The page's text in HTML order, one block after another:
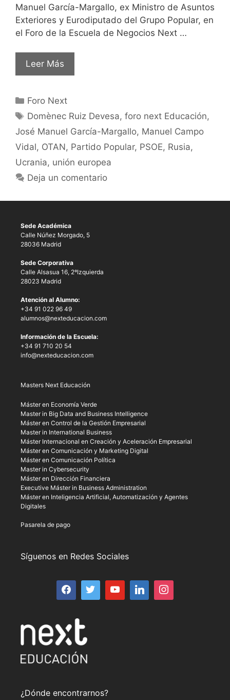
Manuel García-Margallo, ex Ministro de Asuntos
Exteriores y Eurodiputado del Grupo Popular, en
el Foro de la Escuela de Negocios Next …
Leer Más
Foro Next
Domènec Ruiz Devesa,foro next Educación,
José Manuel García-Margallo, Manuel Campo
Vidal, OTAN, Partido Popular, PSOE, Rusia,
Ucrania, unión europea
Deja un comentario
Sede Académica
Calle Núñez Morgado, 5
28036 Madrid
Sede Corporativa
Calle Alsasua 16, 2ºIzquierda
28023 Madrid
Atención al Alumno:
+34 91 022 96 49
alumnos@nexteducacion.com
Información de la Escuela:
+34 91 710 20 54
info@nexteducacion.com
Masters Next Educación
Máster en Economía Verde
Master in Big Data and Business Intelligence
Máster en Control de la Gestión Empresarial
Master in International Business
Máster Internacional en Creación y Aceleración Empresarial
Máster en Comunicación y Marketing Digital
Máster en Comunicación Política
Master in Cybersecurity
Máster en Dirección Financiera
Executive Máster in Business Administration
Máster en Inteligencia Artificial, Automatización y Agentes
Digitales
Pasarela de pago
Síguenos en Redes Sociales
¿Dónde encontrarnos?